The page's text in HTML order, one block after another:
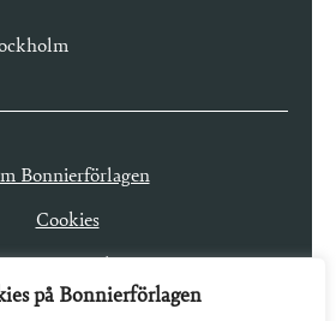
på Bonnierförlagen
Bonnierförlagen
Cookies